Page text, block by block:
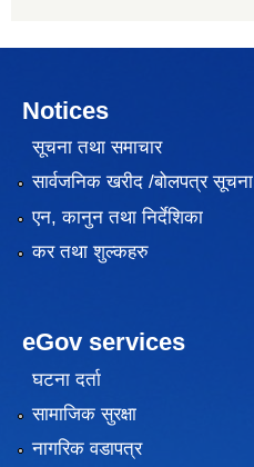
Notices
सूचना तथा समाचार
सार्वजनिक खरीद /बोलपत्र सूचना
एन, कानुन तथा निर्देशिका
कर तथा शुल्कहरु
eGov services
घटना दर्ता
सामाजिक सुरक्षा
नागरिक वडापत्र